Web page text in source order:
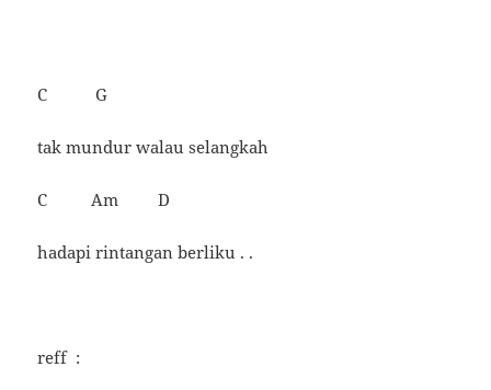
C G
tak mundur walau selangkah
C Am D
hadapi rintangan berliku . .
reff :